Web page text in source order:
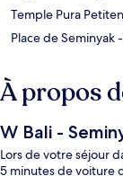
Temple Pura
Place de Seminyak
À propos
W Bali -
Lors de votre séjour
5 minutes de voiture